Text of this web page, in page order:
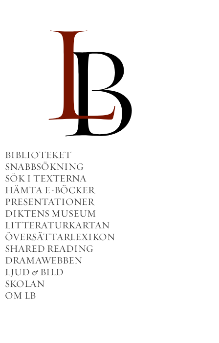
BIBLIOTEKET
SNABBSÖKNING
SÖK I TEXTERNA
HÄMTA E-BÖCKER
PRESENTATIONER
DIKTENS MUSEUM
LITTERATURKARTAN
ÖVERSÄTTARLEXIKON
SHARED READING
DRAMAWEBBEN
LJUD & BILD
SKOLAN
OM LB